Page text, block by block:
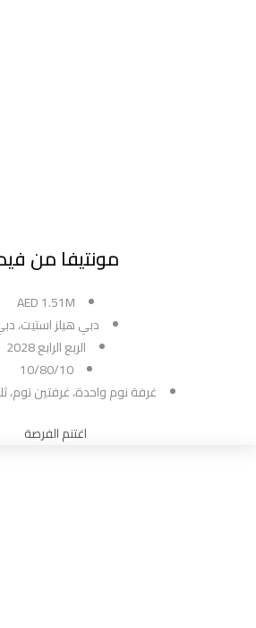
مونتيفا من
AED 1.51M
دبي هيلز استيت،
الربع الرابع 2028
10/80/10
غرفة نوم واحدة، غرفتين نوم،
اغتنم الفرصة